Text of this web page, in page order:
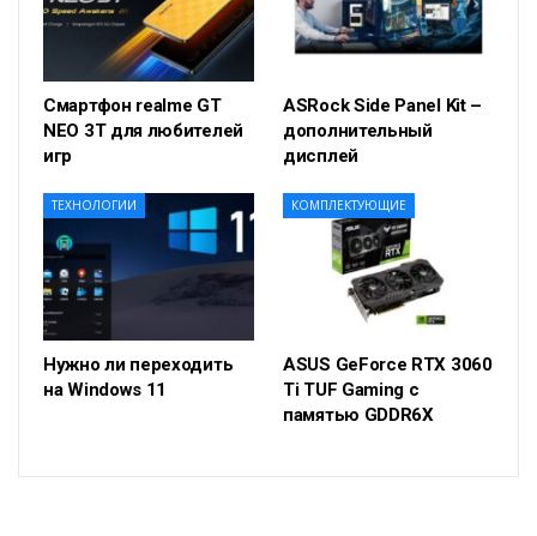
Смартфон realme GT
NEO 3T для любителей
игр
ASRock Side Panel Kit –
дополнительный
дисплей
ТЕХНОЛОГИИ
Нужно ли переходить
на Windows 11
КОМПЛЕКТУЮЩИЕ
ASUS GeForce RTX 3060
Ti TUF Gaming с
памятью GDDR6X